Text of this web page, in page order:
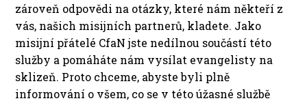
zároveň odpovědi na otázky, které nám někteří z
vás, našich misijních partnerů, kladete. Jako
misijní přátelé CfaN jste nedílnou součástí této
služby a pomáháte nám vysílat evangelisty na
sklizeň. Proto chceme, abyste byli plně
informování o všem, co se v této úžasné službě